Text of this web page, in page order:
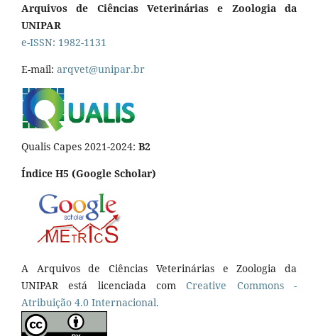
Arquivos de Ciências Veterinárias e Zoologia da
UNIPAR
e-ISSN: 1982-1131
E-mail: arqvet@unipar.br
Qualis Capes 2021-2024: B2
Índice H5 (Google Scholar)
A Arquivos de Ciências Veterinárias e Zoologia da
UNIPAR está licenciada comCreative Commons -
Atribuição 4.0 Internacional.